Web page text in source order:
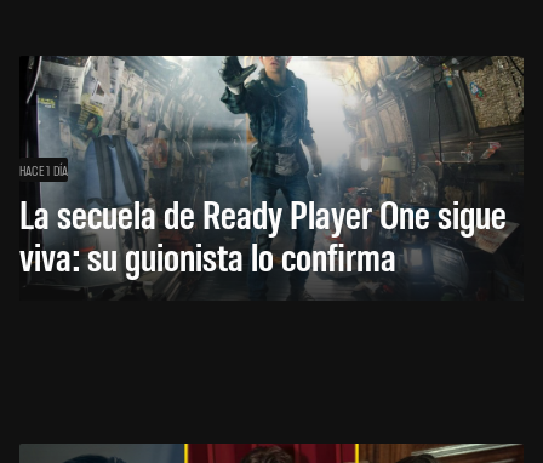
HACE 1 DÍA
La secuela de Ready Player One sigue
viva: su guionista lo confirma